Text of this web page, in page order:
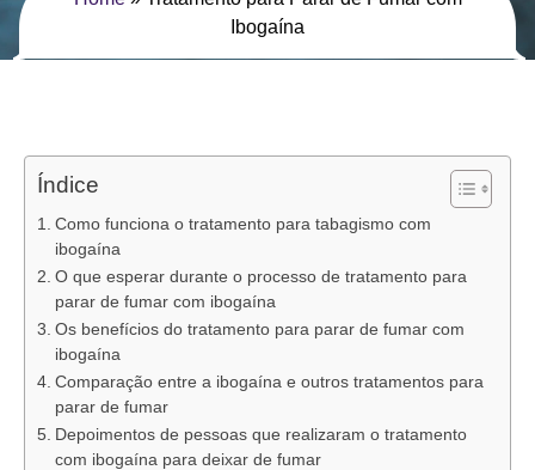
Ibogaína
Índice
Como funciona o tratamento para tabagismo com
ibogaína
O que esperar durante o processo de tratamento para
parar de fumar com ibogaína
Os benefícios do tratamento para parar de fumar com
ibogaína
Comparação entre a ibogaína e outros tratamentos para
parar de fumar
Depoimentos de pessoas que realizaram o tratamento
com ibogaína para deixar de fumar